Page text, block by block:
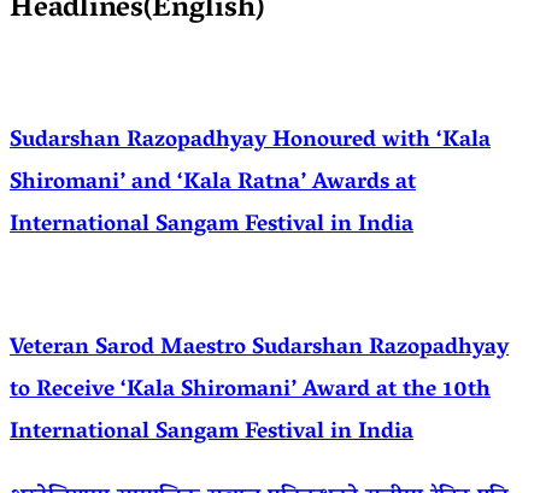
Sudarshan Razopadhyay Honoured with ‘Kala
Shiromani’ and ‘Kala Ratna’ Awards at
International Sangam Festival in India
Veteran Sarod Maestro Sudarshan Razopadhyay
to Receive ‘Kala Shiromani’ Award at the 10th
International Sangam Festival in India